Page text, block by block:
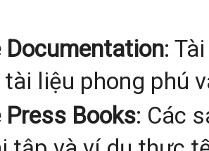
Documentation:
tài liệu phong phú
Press Books: Các